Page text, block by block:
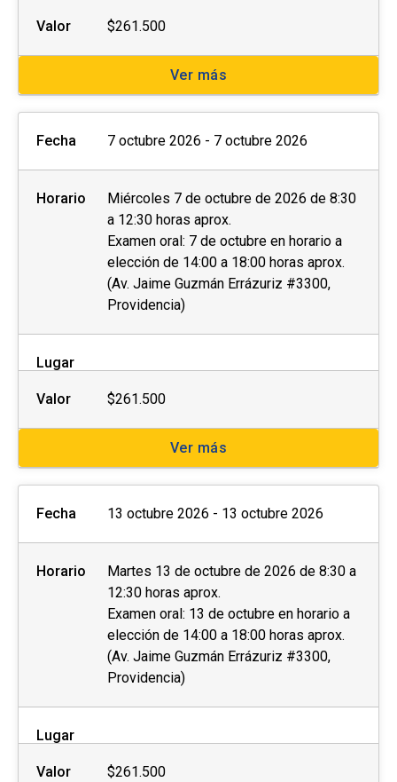
Valor $261.500
Ver más
Fecha 7 octubre 2026 - 7 octubre 2026
Horario
Miércoles 7 de octubre de 2026 de 8:30
a 12:30 horas aprox.
Examen oral: 7 de octubre en horario a
elección de 14:00 a 18:00 horas aprox.
(Av. Jaime Guzmán Errázuriz #3300,
Providencia)
Lugar
Valor $261.500
Ver más
Fecha 13 octubre 2026 - 13 octubre 2026
Horario
Martes 13 de octubre de 2026 de 8:30 a
12:30 horas aprox.
Examen oral: 13 de octubre en horario a
elección de 14:00 a 18:00 horas aprox.
(Av. Jaime Guzmán Errázuriz #3300,
Providencia)
Lugar
Valor $261.500